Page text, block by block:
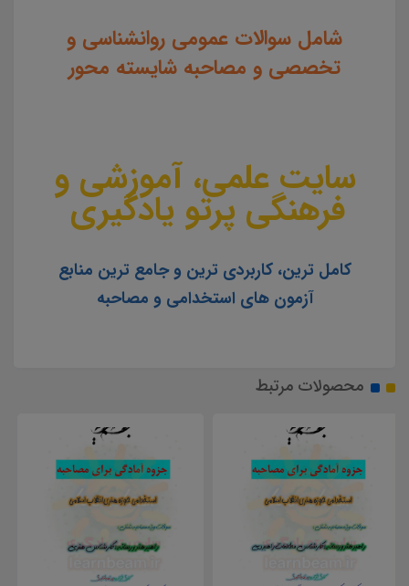
شامل سوالات عمومی روانشناسی و
تخصصی و مصاحبه شایسته محور
سایت علمی، آموزشی و
فرهنگی پرتو یادگیری
کامل ترین، کاربردی ترین و جامع ترین منابع
آزمون های استخدامی و مصاحبه
محصولات مرتبط